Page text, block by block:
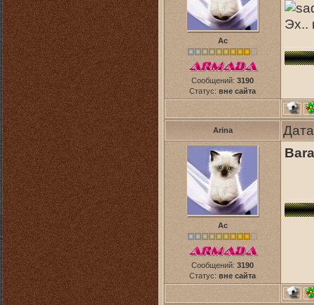
Ас
Сообщений: 3190
Статус: вне сайта
Эх..
Arina
Ас
Сообщений: 3190
Статус: вне сайта